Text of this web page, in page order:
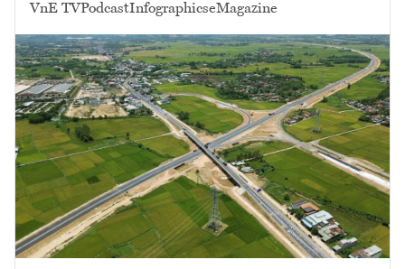
VnE TVPodcastInfographicseMagazine